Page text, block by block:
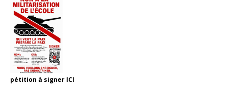
pétition à signer ICI